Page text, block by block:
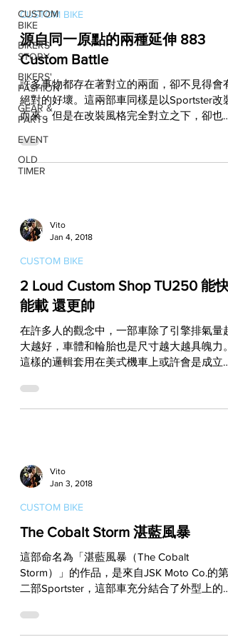
CUSTOM
BIKE
BIKERS'
STORY
BIKERS'
FASHION
GEAR &
PARTS
EVENT
OLD
TIMER
CUSTOM BIKE
源自同一原點的兩種延伸 883
Custom Battle
許多事物都存在著對立的兩面，卻不見得會有
絕對的好壞。這兩部車同樣是以Sportster改裝
而來，但是在改裝風格完全對立之下，卻也讓
個問題，其實就決定於你的喜好與立場。 前
衛和復古這兩個對立的元素，在現今人類的生
活中影響甚巨，因為無論是...
Vito
Jan 4, 2018
CUSTOM BIKE
2 Loud Custom Shop TU250 能快
能載 還更帥
在許多人的觀念中，一部車除了引擎排氣量越
大越好，車體和輪胎也是尺寸越大越具魄力。
這樣的邏輯套用在美式機車上或許會是成立
能否取得整體平衡往往比起尺寸大一號要來得
重要。這部由2 Loud Custom Shop以Suzuki...
Vito
Jan 3, 2018
CUSTOM BIKE
The Cobalt Storm 湛藍風暴
​這部命名為「湛藍風暴（The Cobalt
Storm）」的作品，是來自JSK Moto Co.的第
二部Sportster，這部車充分結合了外型上的設
結合Cafe Racer與Scrambler的精神，同時又
跳脫典型框架的全新概念！...